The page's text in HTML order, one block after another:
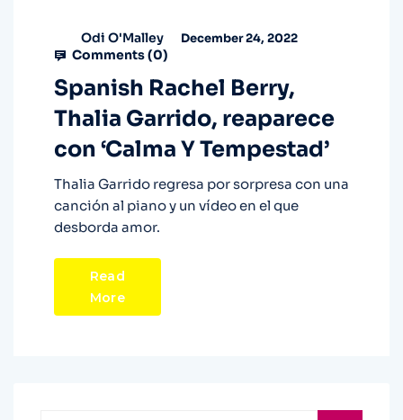
Odi O'Malley December 24, 2022
Comments (0)
Spanish Rachel Berry,
Thalia Garrido, reaparece
con ‘Calma Y Tempestad’
Thalia Garrido regresa por sorpresa con una
canción al piano y un vídeo en el que
desborda amor.
Read
More